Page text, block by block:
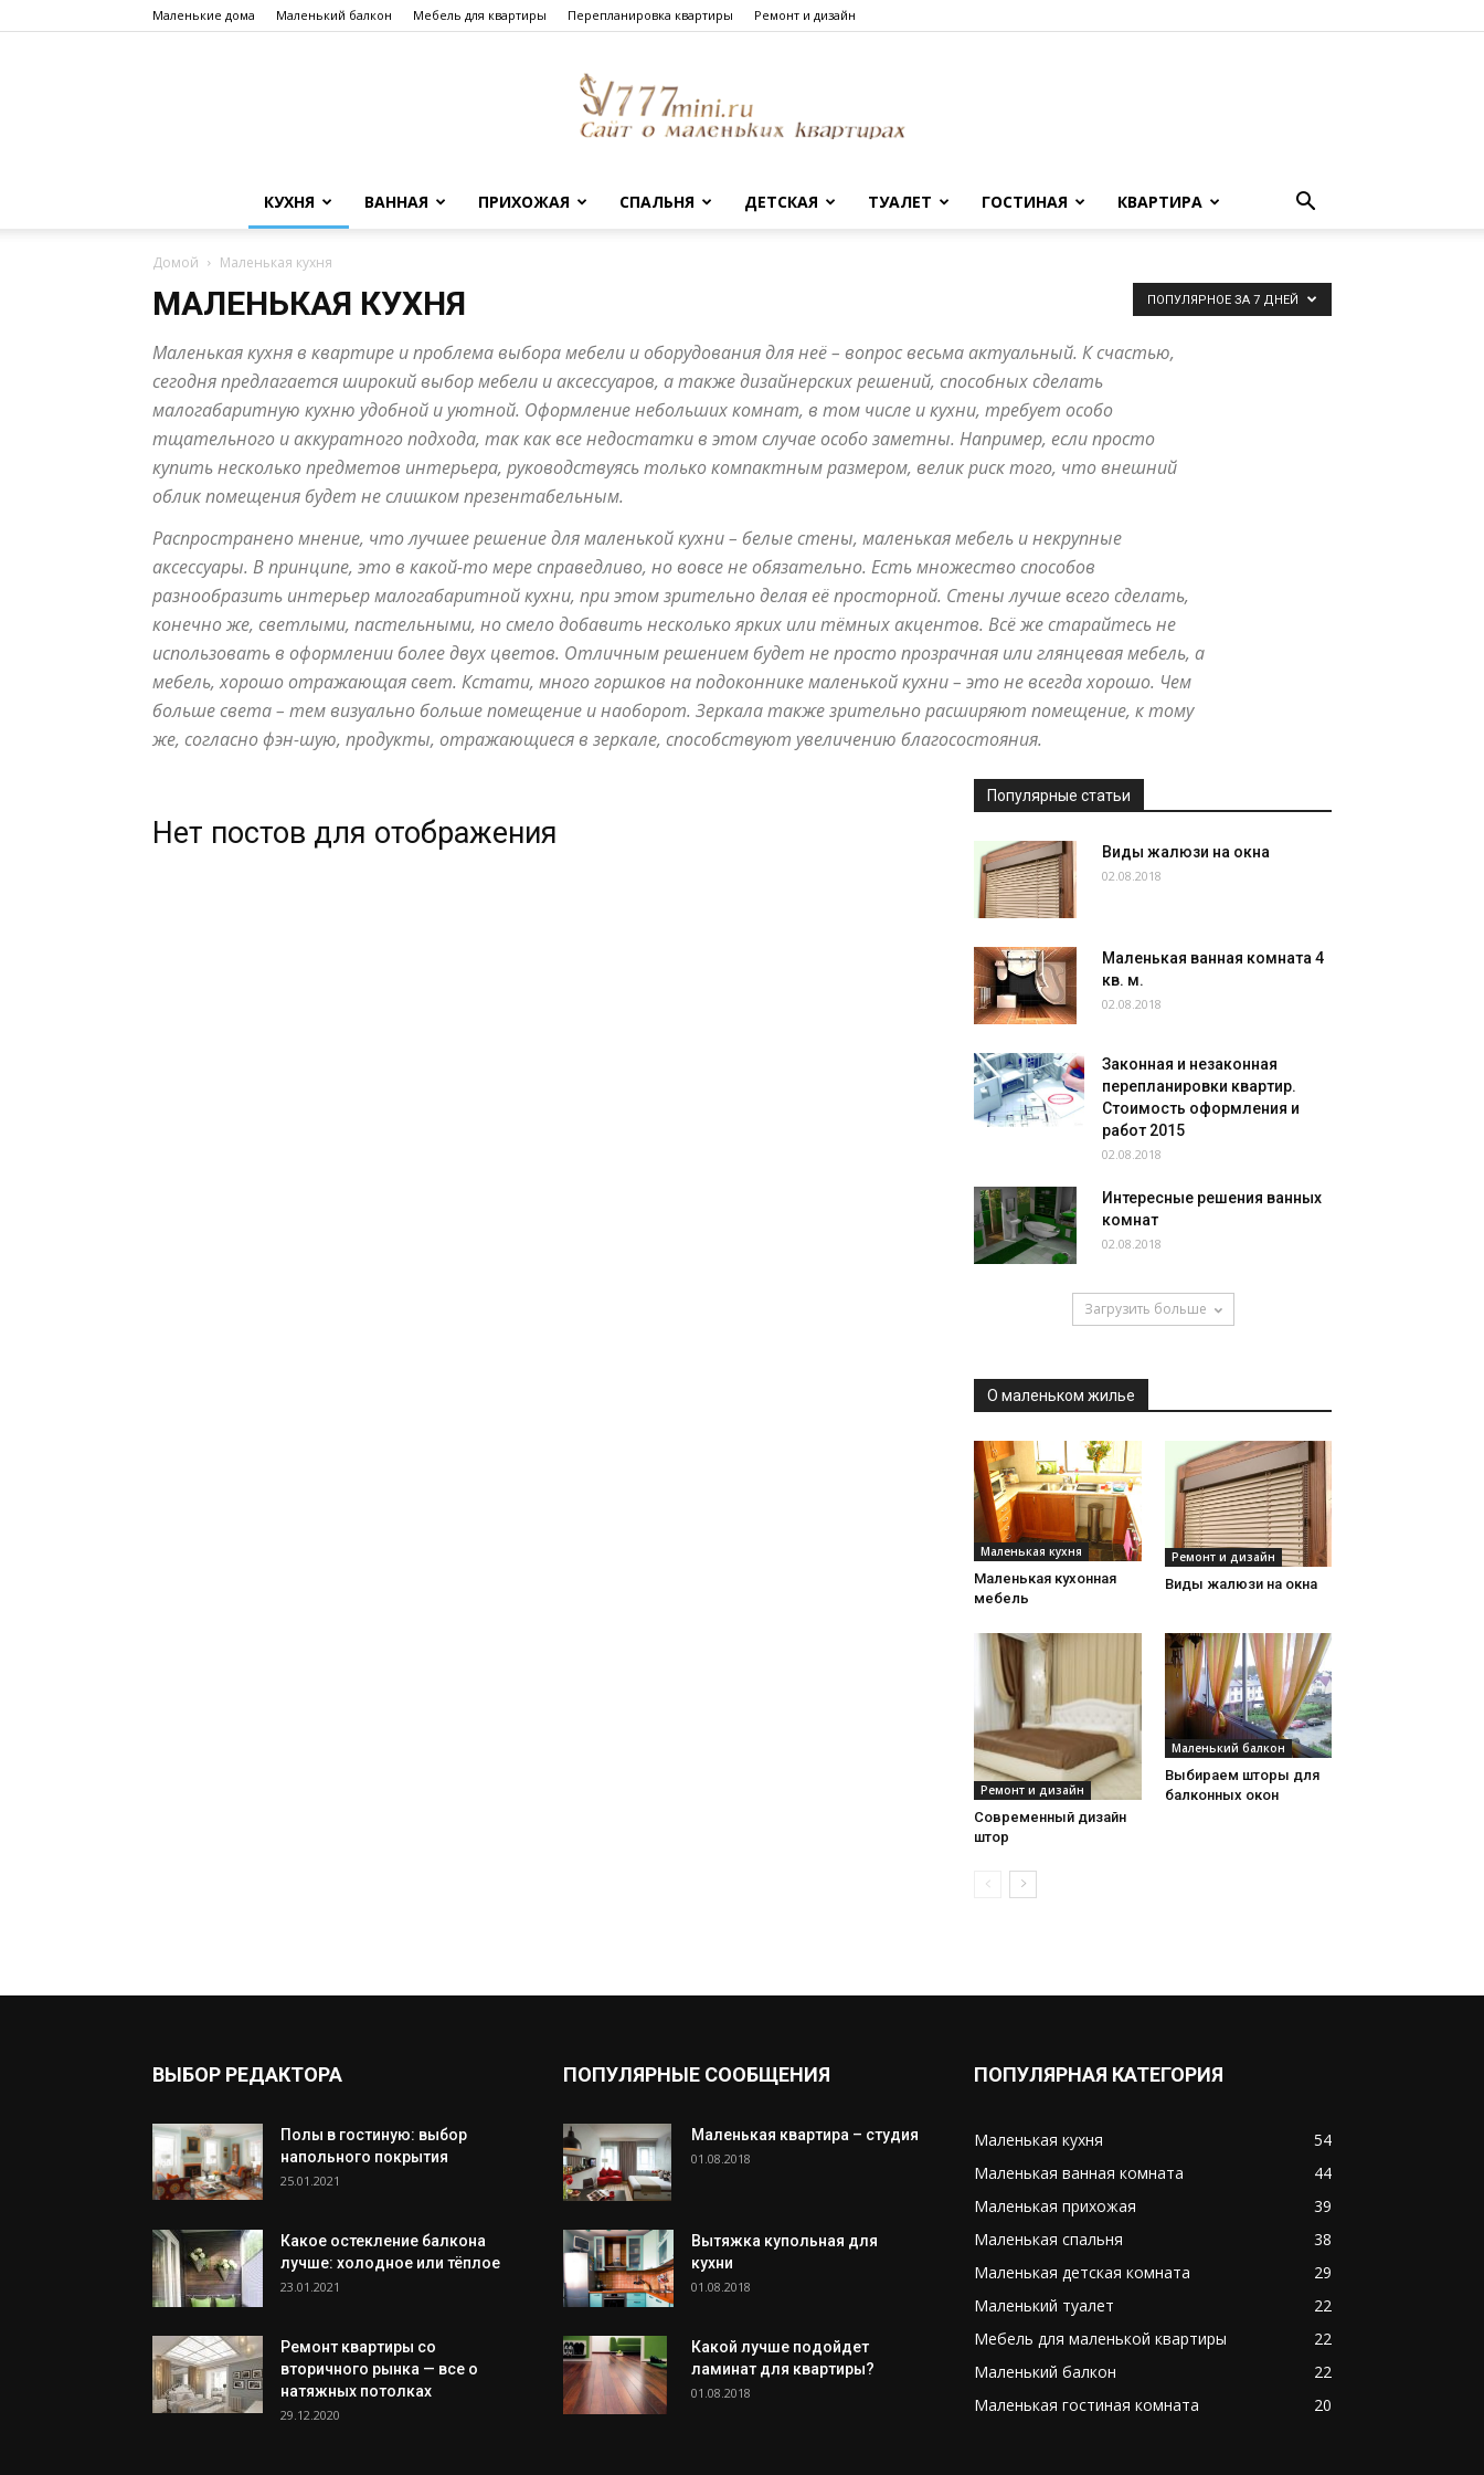
Маленькие дома Маленький балкон Мебель для квартиры Перепланировка квартиры Ремонт и дизайн
Сайт
о
квартирах
КУХНЯ ВАННАЯ ПРИХОЖАЯ СПАЛЬНЯ ДЕТСКАЯ ТУАЛЕТ ГОСТИНАЯ КВАРТИРА
Домой Маленькая кухня
МАЛЕНЬКАЯ КУХНЯ
Маленькая кухня в квартире и проблема выбора мебели и оборудования для неё – вопрос весьма актуальный. К счастью,
сегодня предлагается широкий выбор мебели и аксессуаров, а также дизайнерских решений, способных сделать
малогабаритную кухню удобной и уютной. Оформление небольших комнат, в том числе и кухни, требует особо
тщательного и аккуратного подхода, так как все недостатки в этом случае особо заметны. Например, если просто
купить несколько предметов интерьера, руководствуясь только компактным размером, велик риск того, что внешний
облик помещения будет не слишком презентабельным.
Распространено мнение, что лучшее решение для маленькой кухни – белые стены, маленькая мебель и некрупные
аксессуары. В принципе, это в какой-то мере справедливо, но вовсе не обязательно. Есть множество способов
разнообразить интерьер малогабаритной кухни, при этом зрительно делая её просторной. Стены лучше всего сделать,
конечно же, светлыми, пастельными, но смело добавить несколько ярких или тёмных акцентов. Всё же старайтесь не
использовать в оформлении более двух цветов. Отличным решением будет не просто прозрачная или глянцевая мебель, а
мебель, хорошо отражающая свет. Кстати, много горшков на подоконнике маленькой кухни – это не всегда хорошо. Чем
больше света – тем визуально больше помещение и наоборот. Зеркала также зрительно расширяют помещение, к тому
же, согласно фэн-шую, продукты, отражающиеся в зеркале, способствуют увеличению благосостояния.
ПОПУЛЯРНОЕ ЗА 7 ДНЕЙ
Нет постов для отображения
Популярные статьи
Виды жалюзи на окна
02.08.2018
Маленькая ванная комната 4
кв. м.
02.08.2018
Законная и незаконная
перепланировки квартир.
Стоимость оформления и
работ 2015
02.08.2018
Интересные решения ванных
комнат
02.08.2018
Загрузить больше
О маленьком жилье
Маленькая кухня
Маленькая кухонная
мебель
Ремонт и дизайн
Виды жалюзи на окна
Ремонт и дизайн
Современный дизайн
штор
Маленький балкон
Выбираем шторы для
балконных окон
ВЫБОР РЕДАКТОРА
Полы в гостиную: выбор
напольного покрытия
25.01.2021
Какое остекление балкона
лучше: холодное или тёплое
23.01.2021
Ремонт квартиры со
вторичного рынка — все о
натяжных потолках
29.12.2020
ПОПУЛЯРНЫЕ СООБЩЕНИЯ
Маленькая квартира – студия
01.08.2018
Вытяжка купольная для
кухни
01.08.2018
Какой лучше подойдет
ламинат для квартиры?
01.08.2018
ПОПУЛЯРНАЯ КАТЕГОРИЯ
Маленькая кухня
54
Маленькая ванная комната
44
Маленькая прихожая
39
Маленькая спальня
38
Маленькая детская комната
29
Маленький туалет
22
Мебель для маленькой квартиры
22
Маленький балкон
22
Маленькая гостиная комната
20